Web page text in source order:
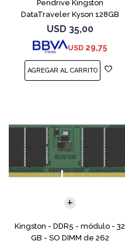
Pendrive Kingston
DataTraveler Kyson 128GB
USB 3.2
USD 35,00
USD 29,75
Kingston - DDR5 - módulo - 32
GB - SO DIMM de 262